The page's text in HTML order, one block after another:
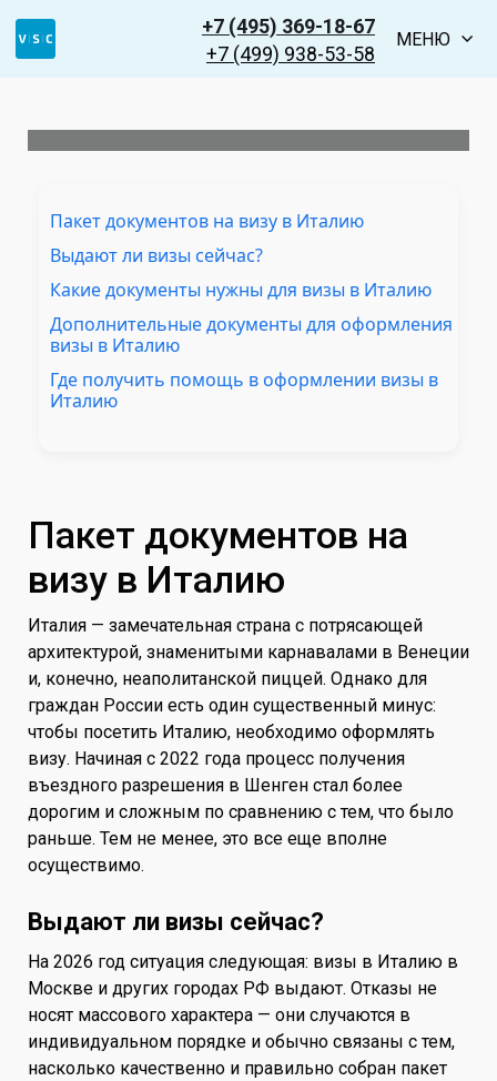
+7 (495) 369-18-67
+7 (499) 938-53-58
МЕНЮ
Пакет документов на визу в Италию
Выдают ли визы сейчас?
Какие документы нужны для визы в Италию
Дополнительные документы для оформления
визы в Италию
Где получить помощь в оформлении визы в
Италию
Пакет документов на
визу в Италию
Италия — замечательная страна с потрясающей
архитектурой, знаменитыми карнавалами в Венеции
и, конечно, неаполитанской пиццей. Однако для
граждан России есть один существенный минус:
чтобы посетить Италию, необходимо оформлять
визу. Начиная с 2022 года процесс получения
въездного разрешения в Шенген стал более
дорогим и сложным по сравнению с тем, что было
раньше. Тем не менее, это все еще вполне
осуществимо.
Выдают ли визы сейчас?
На 2026 год ситуация следующая: визы в Италию в
Москве и других городах РФ выдают. Отказы не
носят массового характера — они случаются в
индивидуальном порядке и обычно связаны с тем,
насколько качественно и правильно собран пакет